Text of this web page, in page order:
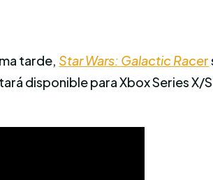
tarde,Star Wars: Galactic Racer
disponible para Xbox Series X/